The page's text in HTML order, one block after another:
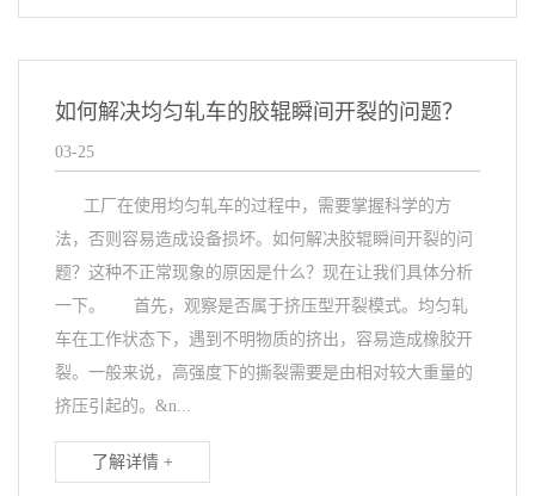
如何解决均匀轧车的胶辊瞬间开裂的问题？
03-25
工厂在使用均匀轧车的过程中，需要掌握科学的方
法，否则容易造成设备损坏。如何解决胶辊瞬间开裂的问
题？这种不正常现象的原因是什么？现在让我们具体分析
一下。 首先，观察是否属于挤压型开裂模式。均匀轧
车在工作状态下，遇到不明物质的挤出，容易造成橡胶开
裂。一般来说，高强度下的撕裂需要是由相对较大重量的
挤压引起的。&n...
了解详情 +